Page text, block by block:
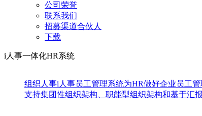
公司荣誉
联系我们
招募渠道合伙人
下载
i人事一体化HR系统
组织人事i人事员工管理系统为HR做好企业员工
支持集团性组织架构、职能型组织架构和基于汇